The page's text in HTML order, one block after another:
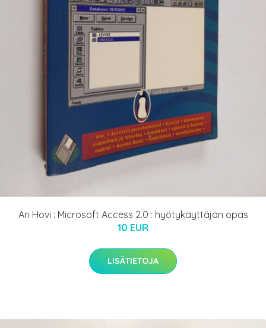
Ari Hovi : Microsoft Access 2.0 : hyötykäyttäjän opas
10 EUR
LISÄTIETOJA